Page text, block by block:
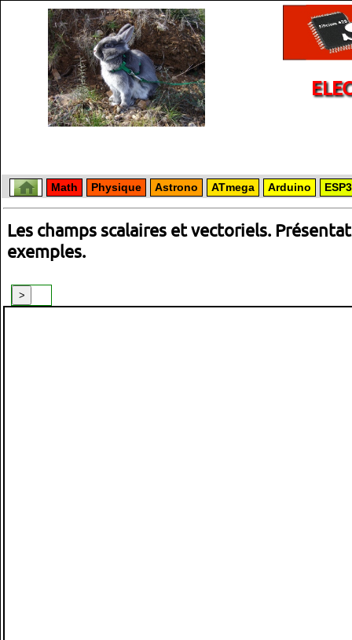
Math Physique Astrono ATmega Arduino
Les champs scalaires et vectoriels.
exemples.